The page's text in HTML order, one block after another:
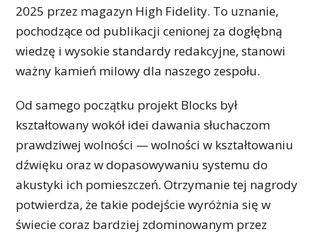
2025 przez magazyn High Fidelity. To uznanie,
pochodzące od publikacji cenionej za dogłębną
wiedzę i wysokie standardy redakcyjne, stanowi
ważny kamień milowy dla naszego zespołu.
Od samego początku projekt Blocks był
kształtowany wokół idei dawania słuchaczom
prawdziwej wolności — wolności w kształtowaniu
dźwięku oraz w dopasowywaniu systemu do
akustyki ich pomieszczeń. Otrzymanie tej nagrody
potwierdza, że takie podejście wyróżnia się w
świecie coraz bardziej zdominowanym przez